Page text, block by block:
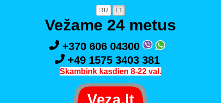
RU LT
Vežame 24 metus
+370 606 04300
+49 1575 3403 381
Skambink kasdien 8-22 val.